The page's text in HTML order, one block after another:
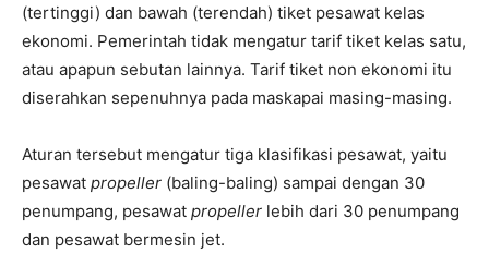
(tertinggi) dan bawah (terendah) tiket pesawat kelas
ekonomi. Pemerintah tidak mengatur tarif tiket kelas satu,
atau apapun sebutan lainnya. Tarif tiket non ekonomi itu
diserahkan sepenuhnya pada maskapai masing-masing.
Aturan tersebut mengatur tiga klasifikasi pesawat, yaitu
pesawat propeller (baling-baling) sampai dengan 30
penumpang, pesawat propeller lebih dari 30 penumpang
dan pesawat bermesin jet.